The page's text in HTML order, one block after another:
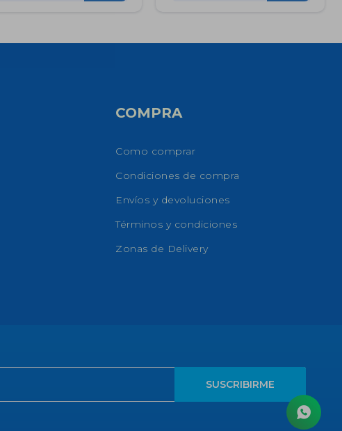
SUSCRIBIRME
COMPRA
Como comprar
Condiciones de compra
Envíos y devoluciones
Términos y condiciones
Zonas de Delivery